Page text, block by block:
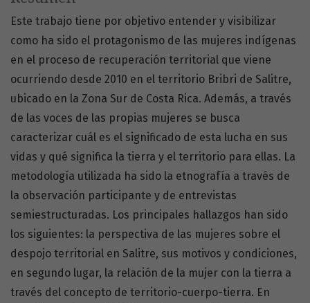
Este trabajo tiene por objetivo entender y visibilizar
como ha sido el protagonismo de las mujeres indígenas
en el proceso de recuperación territorial que viene
ocurriendo desde 2010 en el territorio Bribri de Salitre,
ubicado en la Zona Sur de Costa Rica. Además, a través
de las voces de las propias mujeres se busca
caracterizar cuál es el significado de esta lucha en sus
vidas y qué significa la tierra y el territorio para ellas. La
metodología utilizada ha sido la etnografía a través de
la observación participante y de entrevistas
semiestructuradas. Los principales hallazgos han sido
los siguientes: la perspectiva de las mujeres sobre el
despojo territorial en Salitre, sus motivos y condiciones,
en segundo lugar, la relación de la mujer con la tierra a
través del concepto de territorio-cuerpo-tierra. En